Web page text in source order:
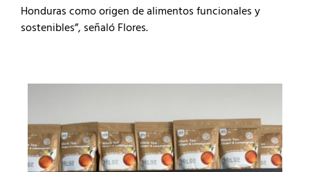
Honduras como origen de alimentos funcionales y
sostenibles”, señaló Flores.